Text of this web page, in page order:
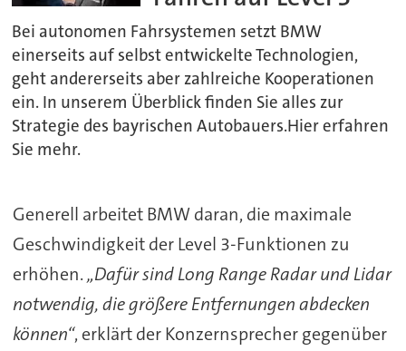
Bei autonomen Fahrsystemen setzt BMW
einerseits auf selbst entwickelte Technologien,
geht andererseits aber zahlreiche Kooperationen
ein. In unserem Überblick finden Sie alles zur
Strategie des bayrischen Autobauers.Hier erfahren
Sie mehr.
Generell arbeitet BMW daran, die maximale
Geschwindigkeit der Level 3-Funktionen zu
erhöhen.„Dafür sind Long Range Radar und Lidar
notwendig, die größere Entfernungen abdecken
können“, erklärt der Konzernsprecher gegenüber